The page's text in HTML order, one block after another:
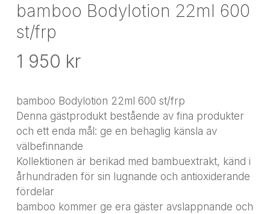
bamboo Bodylotion 22ml 600
st/frp
1 950 kr
bamboo Bodylotion 22ml 600 st/frp
Denna gästprodukt bestående av fina produkter
och ett enda mål: ge en behaglig känsla av
välbefinnande
Kollektionen är berikad med bambuextrakt, känd i
århundraden för sin lugnande och antioxiderande
fördelar
bamboo kommer ge era gäster avslappnande och